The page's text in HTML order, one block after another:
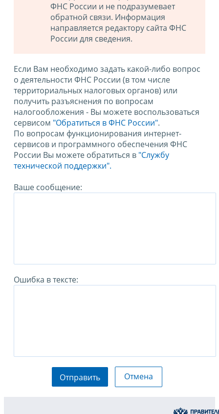
ФНС России и не подразумевает
обратной связи. Информация
направляется редактору сайта ФНС
России для сведения.
Если Вам необходимо задать какой-либо вопрос
о деятельности ФНС России (в том числе
территориальных налоговых органов) или
получить разъяснения по вопросам
налогообложения - Вы можете воспользоваться
сервисом "Обратиться в ФНС России".
По вопросам функционирования интернет-
сервисов и программного обеспечения ФНС
России Вы можете обратиться в "Службу
технической поддержки".
Ваше сообщение:
Ошибка в тексте:
Отправить Отмена